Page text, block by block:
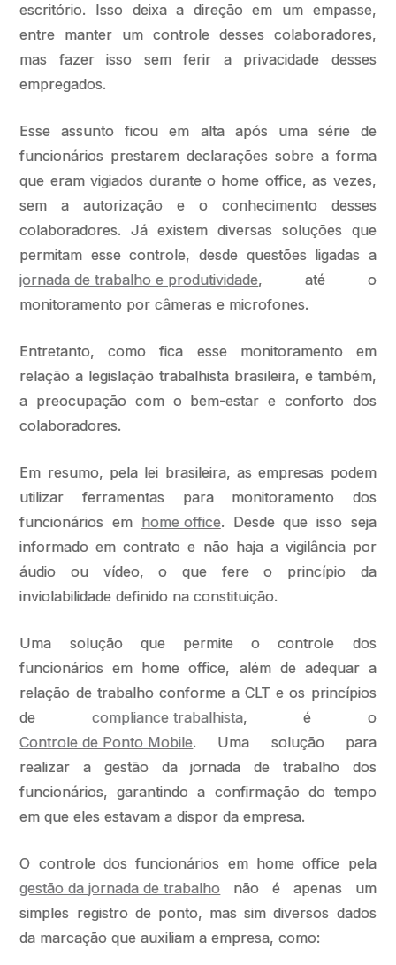
escritório. Isso deixa a direção em um empasse,
entre manter um controle desses colaboradores,
mas fazer isso sem ferir a privacidade desses
empregados.
Esse assunto ficou em alta após uma série de
funcionários prestarem declarações sobre a forma
que eram vigiados durante o home office, as vezes,
sem a autorização e o conhecimento desses
colaboradores. Já existem diversas soluções que
permitam esse controle, desde questões ligadas a
jornada de trabalho e produtividade, até o
monitoramento por câmeras e microfones.
Entretanto, como fica esse monitoramento em
relação a legislação trabalhista brasileira, e também,
a preocupação com o bem-estar e conforto dos
colaboradores.
Em resumo, pela lei brasileira, as empresas podem
utilizar ferramentas para monitoramento dos
funcionários em home office. Desde que isso seja
informado em contrato e não haja a vigilância por
áudio ou vídeo, o que fere o princípio da
inviolabilidade definido na constituição.
Uma solução que permite o controle dos
funcionários em home office, além de adequar a
relação de trabalho conforme a CLT e os princípios
de compliance trabalhista, é o
Controle de Ponto Mobile. Uma solução para
realizar a gestão da jornada de trabalho dos
funcionários, garantindo a confirmação do tempo
em que eles estavam a dispor da empresa.
O controle dos funcionários em home office pela
gestão da jornada de trabalho não é apenas um
simples registro de ponto, mas sim diversos dados
da marcação que auxiliam a empresa, como: